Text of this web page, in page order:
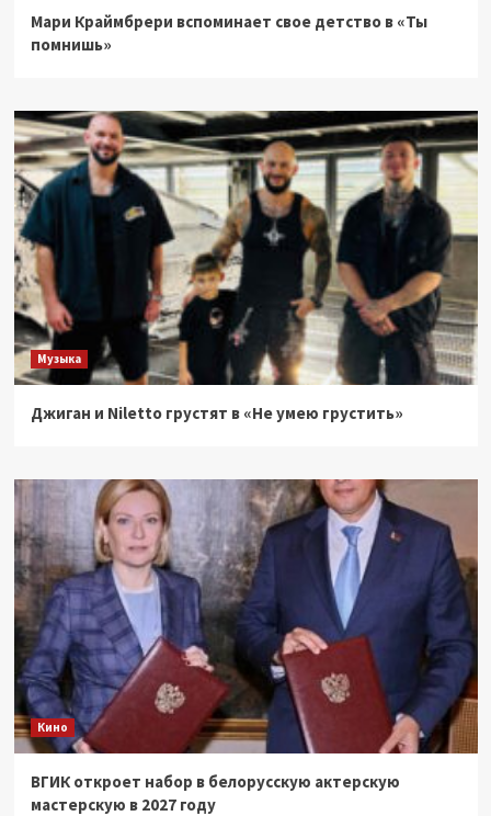
Мари Краймбрери вспоминает свое детство в «Ты
помнишь»
Музыка
Джиган и Niletto грустят в «Не умею грустить»
Кино
ВГИК откроет набор в белорусскую актерскую
мастерскую в 2027 году